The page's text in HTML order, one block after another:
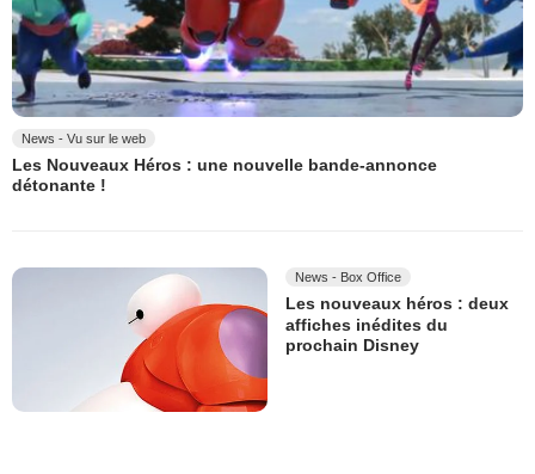
News - Vu sur le web
Les Nouveaux Héros : une nouvelle bande-annonce
détonante !
News - Box Office
Les nouveaux héros : deux
affiches inédites du
prochain Disney